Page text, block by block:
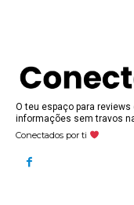
O teu espaço para
informações sem travos
Conectados por ti